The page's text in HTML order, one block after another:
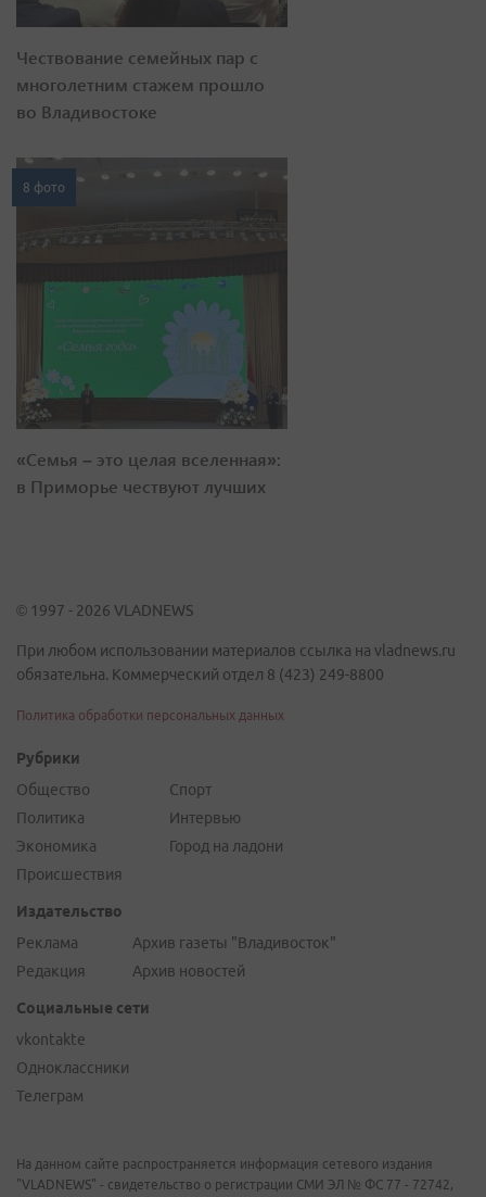
Чествование семейных пар с
многолетним стажем прошло
во Владивостоке
8 фото
«Семья – это целая вселенная»:
в Приморье чествуют лучших
© 1997 - 2026 VLADNEWS
При любом использовании материалов ссылка на vladnews.ru
обязательна. Коммерческий отдел 8 (423) 249-8800
Политика обработки персональных данных
Рубрики
Общество
Политика
Экономика
Происшествия
Спорт
Интервью
Город на ладони
Издательство
Реклама
Редакция
Архив газеты "Владивосток"
Архив новостей
Социальные сети
vkontakte
Одноклассники
Телеграм
На данном сайте распространяется информация сетевого издания
"VLADNEWS" - свидетельство о регистрации СМИ ЭЛ № ФС 77 - 72742,